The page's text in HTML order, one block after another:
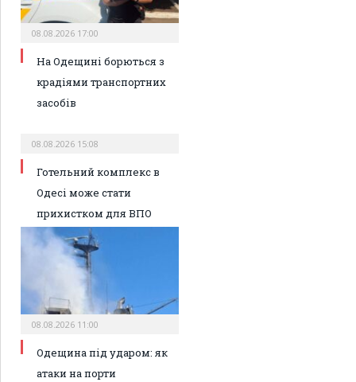
08.08.2026 17:00
На Одещині борються з
крадіями транспортних
засобів
08.08.2026 15:08
Готельний комплекс в
Одесі може стати
прихистком для ВПО
08.08.2026 11:00
Одещина під ударом: як
атаки на порти